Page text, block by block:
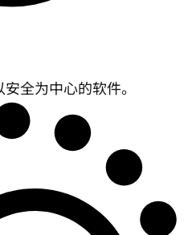
全为中心的软件。